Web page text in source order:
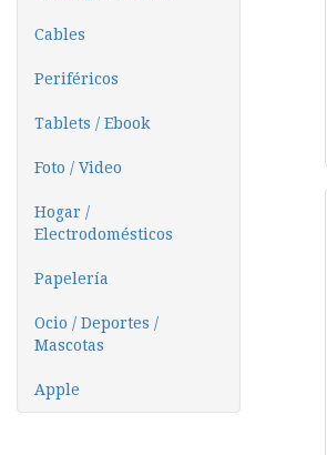
Cables
Periféricos
Tablets / Ebook
Foto / Video
Hogar /
Electrodomésticos
Papelería
Ocio / Deportes /
Mascotas
Apple